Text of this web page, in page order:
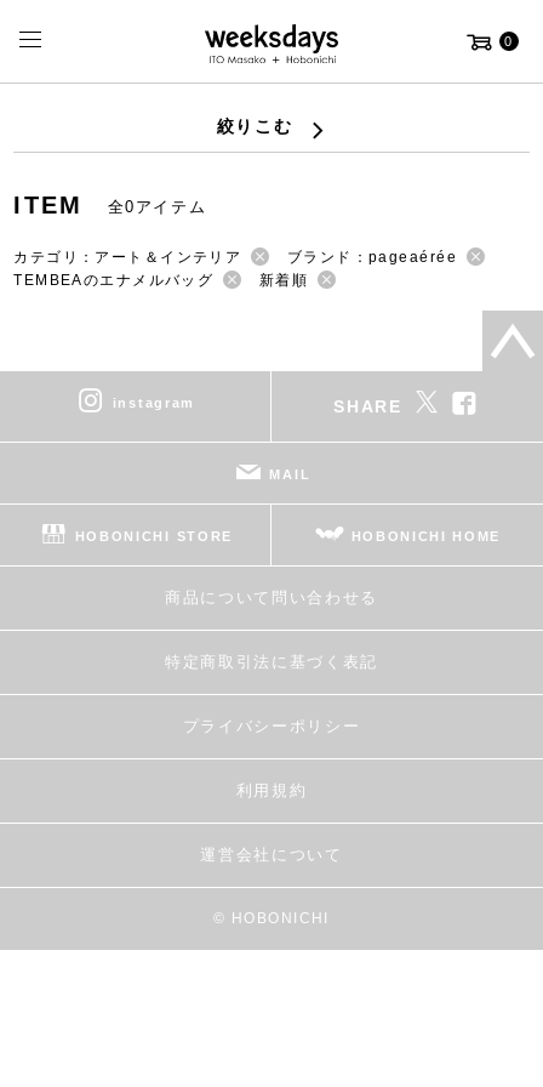
0
絞りこむ
ITEM 全0アイテム
カテゴリ：アート＆インテリア
ブランド：pageaérée
TEMBEAのエナメルバッグ
新着順
instagram SHARE
MAIL
HOBONICHI STORE HOBONICHI HOME
商品について問い合わせる
特定商取引法に基づく表記
プライバシーポリシー
利用規約
運営会社について
© HOBONICHI